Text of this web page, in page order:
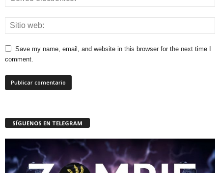
Save my name, email, and website in this browser for the next time I
comment.
SÍGUENOS EN TELEGRAM